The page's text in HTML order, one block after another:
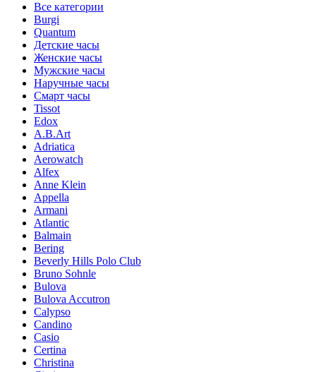
Все категории
Burgi
Quantum
Детские часы
Женские часы
Мужские часы
Наручные часы
Смарт часы
Tissot
Edox
A.B.Art
Adriatica
Aerowatch
Alfex
Anne Klein
Appella
Armani
Atlantic
Balmain
Bering
Beverly Hills Polo Club
Bruno Sohnle
Bulova
Bulova Accutron
Calypso
Candino
Casio
Certina
Christina